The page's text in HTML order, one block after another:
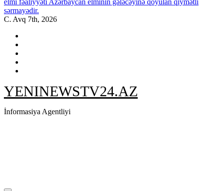
sərmayədir.
C. Avq 7th, 2026
YENINEWSTV24.AZ
İnformasiya Agentliyi